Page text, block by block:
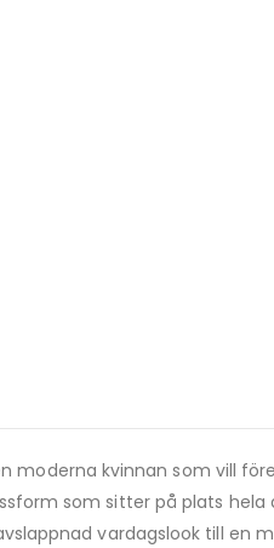
kvinnan som vill
som sitter på plats
vardagslook till en